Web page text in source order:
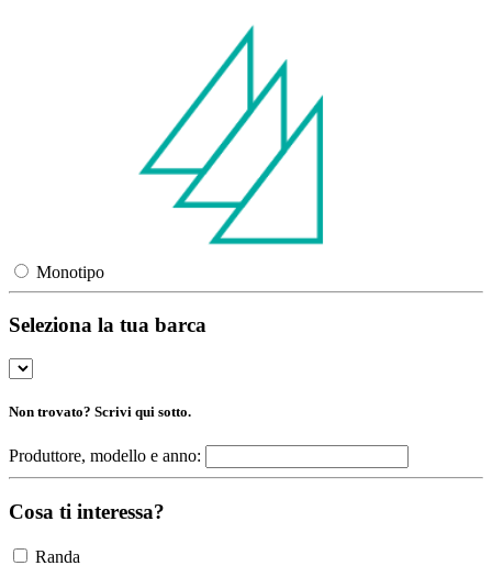
Monotipo
Seleziona la tua barca
Non trovato? Scrivi qui sotto.
Produttore, modello e anno:
Cosa ti interessa?
Randa